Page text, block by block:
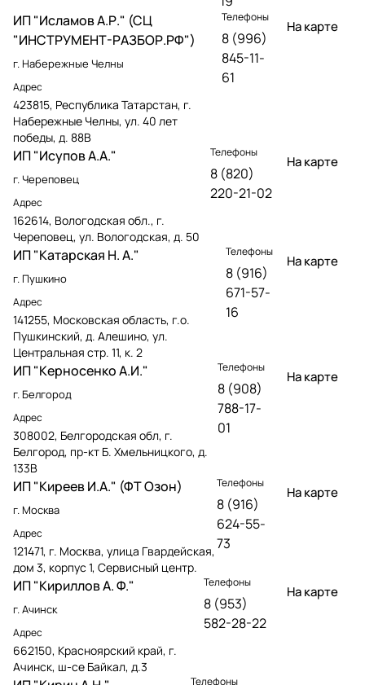
ИП "Исламов А.Р." (СЦ
"ИНСТРУМЕНТ-РАЗБОР.РФ")
г. Набережные Челны
Адрес
423815, Республика Татарстан, г.
Набережные Челны, ул. 40 лет
победы, д. 88В
Телефоны
8 (996)
845-11-
61
На карте
ИП "Исупов А.А."
г. Череповец
Адрес
162614, Вологодская обл., г.
Череповец, ул. Вологодская, д. 50
Телефоны
8 (820)
220-21-02
На карте
ИП "Катарская Н. А."
г. Пушкино
Адрес
141255, Московская область, г.о.
Пушкинский, д. Алешино, ул.
Центральная стр. 11, к. 2
Телефоны
8 (916)
671-57-
16
На карте
ИП "Керносенко А.И."
г. Белгород
Адрес
308002, Белгородская обл, г.
Белгород, пр-кт Б. Хмельницкого, д.
133В
Телефоны
8 (908)
788-17-
01
На карте
ИП "Киреев И.А." (ФТ Озон)
г. Москва
Адрес
121471, г. Москва, улица Гвардейская,
дом 3, корпус 1, Сервисный центр.
Телефоны
8 (916)
624-55-
73
На карте
ИП "Кириллов А. Ф."
г. Ачинск
Адрес
662150, Красноярский край, г.
Ачинск, ш-се Байкал, д.3
Телефоны
8 (953)
582-28-22
На карте
Телефоны